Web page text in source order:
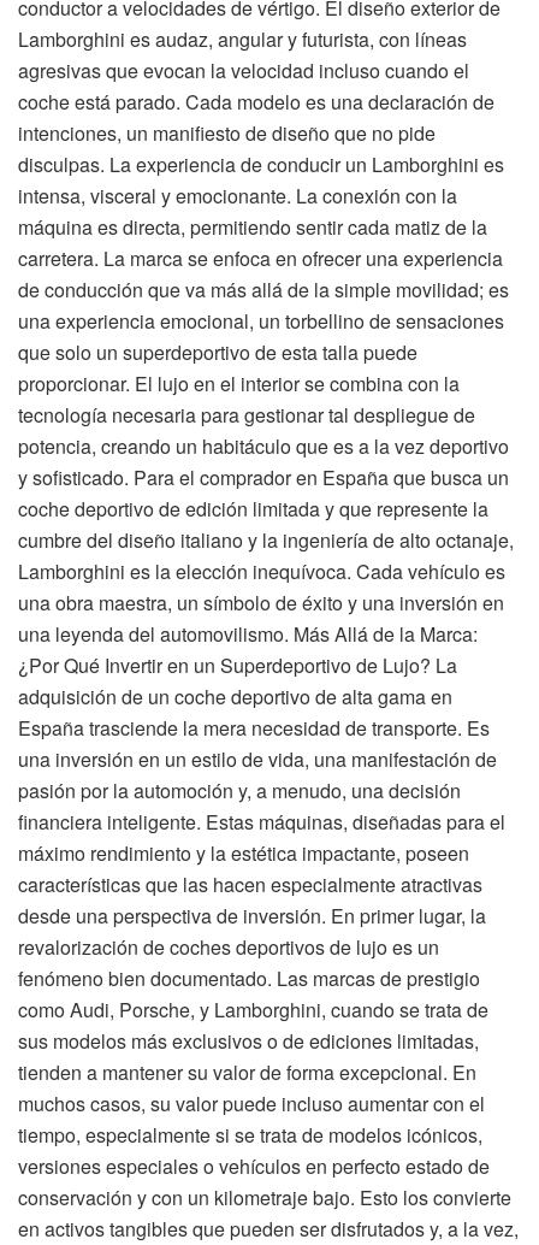
conductor a velocidades de vértigo. El diseño exterior de
Lamborghini es audaz, angular y futurista, con líneas
agresivas que evocan la velocidad incluso cuando el
coche está parado. Cada modelo es una declaración de
intenciones, un manifiesto de diseño que no pide
disculpas. La experiencia de conducir un Lamborghini es
intensa, visceral y emocionante. La conexión con la
máquina es directa, permitiendo sentir cada matiz de la
carretera. La marca se enfoca en ofrecer una experiencia
de conducción que va más allá de la simple movilidad; es
una experiencia emocional, un torbellino de sensaciones
que solo un superdeportivo de esta talla puede
proporcionar. El lujo en el interior se combina con la
tecnología necesaria para gestionar tal despliegue de
potencia, creando un habitáculo que es a la vez deportivo
y sofisticado. Para el comprador en España que busca un
coche deportivo de edición limitada y que represente la
cumbre del diseño italiano y la ingeniería de alto octanaje,
Lamborghini es la elección inequívoca. Cada vehículo es
una obra maestra, un símbolo de éxito y una inversión en
una leyenda del automovilismo. Más Allá de la Marca:
¿Por Qué Invertir en un Superdeportivo de Lujo? La
adquisición de un coche deportivo de alta gama en
España trasciende la mera necesidad de transporte. Es
una inversión en un estilo de vida, una manifestación de
pasión por la automoción y, a menudo, una decisión
financiera inteligente. Estas máquinas, diseñadas para el
máximo rendimiento y la estética impactante, poseen
características que las hacen especialmente atractivas
desde una perspectiva de inversión. En primer lugar, la
revalorización de coches deportivos de lujo es un
fenómeno bien documentado. Las marcas de prestigio
como Audi, Porsche, y Lamborghini, cuando se trata de
sus modelos más exclusivos o de ediciones limitadas,
tienden a mantener su valor de forma excepcional. En
muchos casos, su valor puede incluso aumentar con el
tiempo, especialmente si se trata de modelos icónicos,
versiones especiales o vehículos en perfecto estado de
conservación y con un kilometraje bajo. Esto los convierte
en activos tangibles que pueden ser disfrutados y, a la vez,